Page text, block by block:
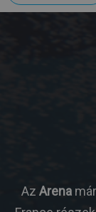
Az Arena